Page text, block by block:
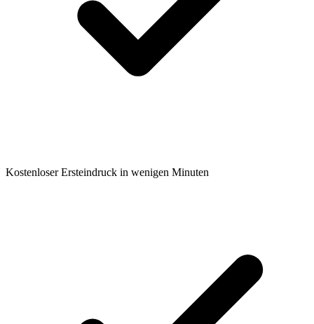
Kostenloser Ersteindruck in wenigen Minuten